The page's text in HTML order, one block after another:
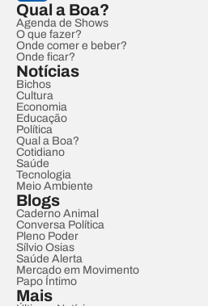
Qual a Boa?
Agenda de Shows
O que fazer?
Onde comer e beber?
Onde ficar?
Notícias
Bichos
Cultura
Economia
Educação
Política
Qual a Boa?
Cotidiano
Saúde
Tecnologia
Meio Ambiente
Blogs
Caderno Animal
Conversa Política
Pleno Poder
Sílvio Osias
Saúde Alerta
Mercado em Movimento
Papo Íntimo
Mais